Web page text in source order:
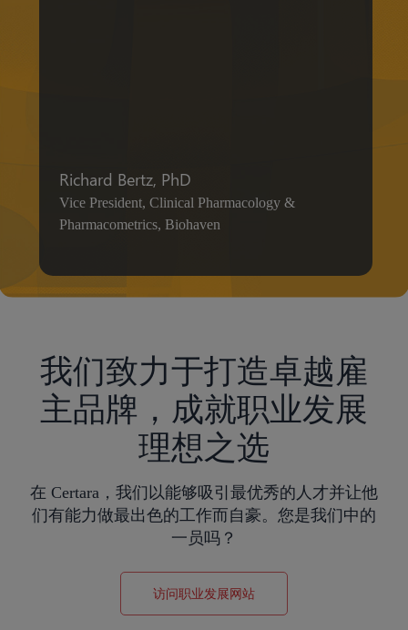
Richard Bertz, PhD
Vice President, Clinical Pharmacology &
Pharmacometrics, Biohaven
我们致力于打造卓越雇
主品牌，成就职业发展
理想之选
在 Certara，我们以能够吸引最优秀的人才并让他
们有能力做最出色的工作而自豪。您是我们中的
一员吗？
访问职业发展网站